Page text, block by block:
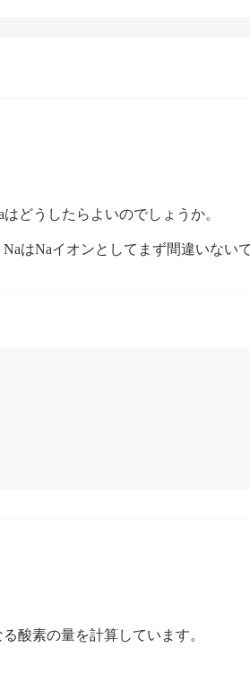
どうしたらよいのでしょうか。
はNaイオンとしてまず間違いないで
酸素の量を計算しています。